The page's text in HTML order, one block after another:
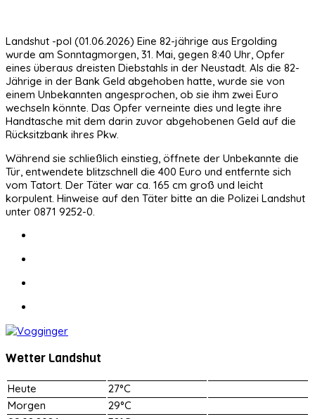
Landshut -pol (01.06.2026) Eine 82-jährige aus Ergolding
wurde am Sonntagmorgen, 31. Mai, gegen 8:40 Uhr, Opfer
eines überaus dreisten Diebstahls in der Neustadt. Als die 82-
Jährige in der Bank Geld abgehoben hatte, wurde sie von
einem Unbekannten angesprochen, ob sie ihm zwei Euro
wechseln könnte. Das Opfer verneinte dies und legte ihre
Handtasche mit dem darin zuvor abgehobenen Geld auf die
Rücksitzbank ihres Pkw.
Während sie schließlich einstieg, öffnete der Unbekannte die
Tür, entwendete blitzschnell die 400 Euro und entfernte sich
vom Tatort. Der Täter war ca. 165 cm groß und leicht
korpulent. Hinweise auf den Täter bitte an die Polizei Landshut
unter 0871 9252-0.
Wetter Landshut
Heute
27°C
Morgen
29°C